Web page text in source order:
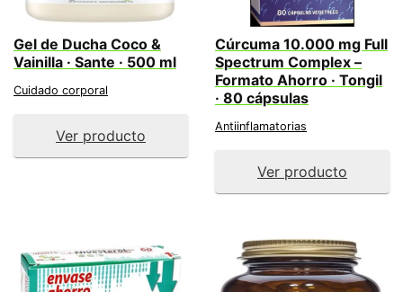
Gel de Ducha Coco &
Vainilla · Sante · 500 ml
Cuidado corporal
Ver producto
Cúrcuma 10.000 mg Full
Spectrum Complex –
Formato Ahorro · Tongil
· 80 cápsulas
Antiinflamatorias
Ver producto